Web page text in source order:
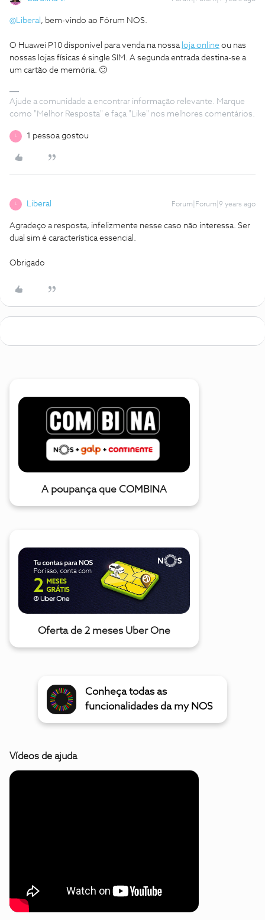
@Liberal , bem-vindo ao Fórum NOS.
O Huawei P10 disponível para venda na nossa loja online ou nas
nossas lojas físicas é single SIM. A segunda entrada destina-se a
um cartão de memória. 🙂
Ajude a comunidade a encontrar informação relevante. Marque
como "Melhor Resposta" e faça "Like" nos melhores comentários.
L 1 pessoa gostou
L Liberal Forum|Forum|9 years ago
Agradeço a resposta, infelizmente nesse caso não interessa. Ser
dual sim é característica essencial.
Obrigado
A poupança que COMBINA
Oferta de 2 meses Uber One
Conheça todas as
funcionalidades da my NOS
Vídeos de ajuda